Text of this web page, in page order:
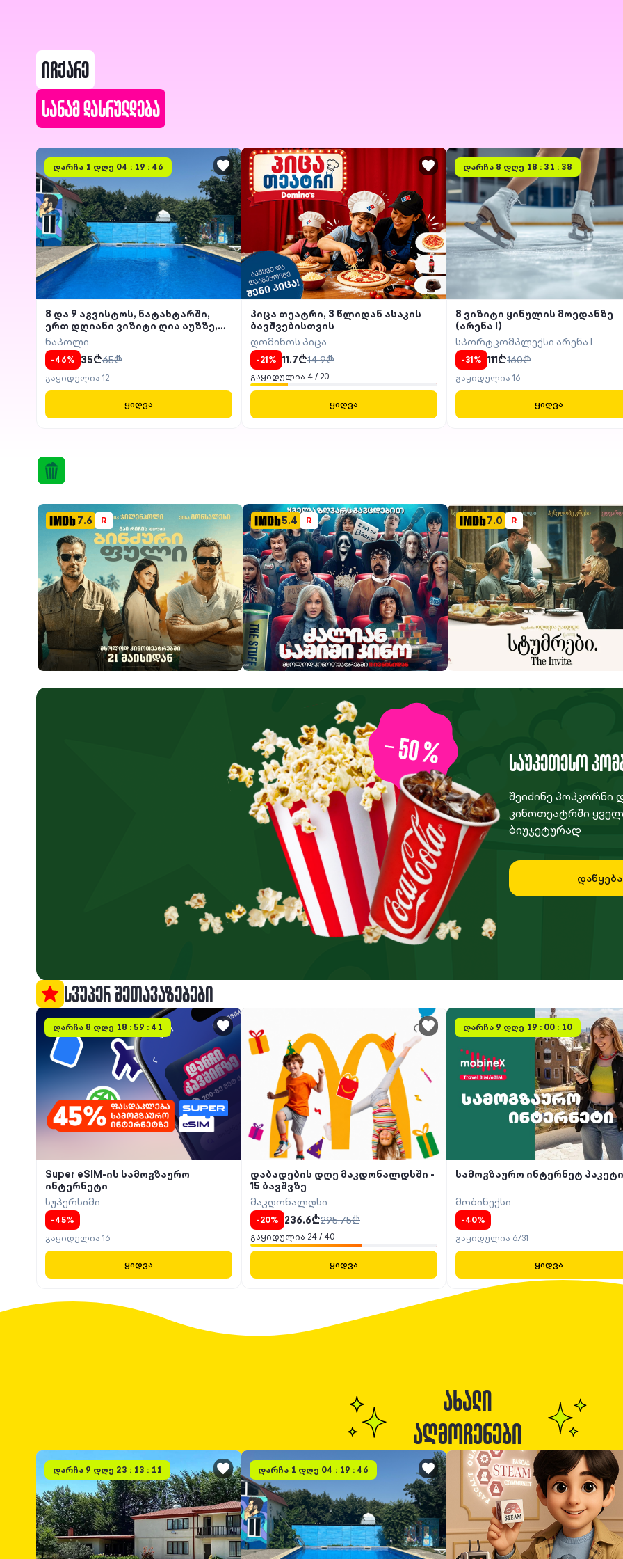
იჩქარე
სანამ დასრულდება
დარჩა 1 დღე 04 : 19 : 46
8 და 9 აგვისტოს, ნატახტარში,
ერთ დღიანი ვიზიტი ღია აუზზე,
საჩუქრად ლუდი
ნაპოლი
-46% 35₾65₾
გაყიდულია 12
ყიდვა
პიცა თეატრი, 3 წლიდან ასაკის
ბავშვებისთვის
დომინოს პიცა
-21% 11.7₾14.9₾
გაყიდულია 4/ 20
ყიდვა
დარჩა 8 დღე 18 : 31 : 38
8 ვიზიტი ყინულის მოედანზე
(არენა I)
სპორტკომპლექსი არენა I
-31% 111₾160₾
გაყიდულია 16
ყიდვა
7.6 R 5.4 R 7.0 R
ᲡᲐᲣᲙᲔᲗᲔᲡᲝ
შეიძინე
კინოთეატრში
ბიუჯეტურად
დაწყება
ᲡᲕᲣᲞᲔᲠ ᲨᲔᲗᲐᲕᲐᲖᲔᲑᲔᲑᲘ
დარჩა 8 დღე 18 : 59 : 41
Super eSIM-ის სამოგზაურო
ინტერნეტი
სუპერსიმი
-45%
გაყიდულია 16
ყიდვა
დაბადების დღე მაკდონალდსში -
15 ბავშვზე
მაკდონალდსი
-20% 236.6₾295.75₾
გაყიდულია 24/ 40
ყიდვა
დარჩა 9 დღე 19 : 00 : 10
სამოგზაურო ინტერნეტ პაკეტი
მობინექსი
-40%
გაყიდულია 6731
ყიდვა
ᲐᲮᲐᲚᲘ
ᲐᲦᲛᲝᲩᲔᲜᲔᲑᲘ
დარჩა 9 დღე 23 : 13 : 11 დარჩა 1 დღე 04 : 19 : 46